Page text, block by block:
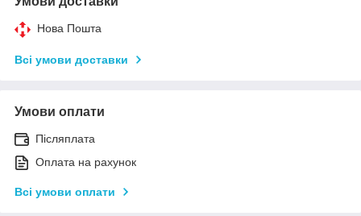
Нова Пошта
Всі умови доставки
Умови оплати
Післяплата
Оплата на рахунок
Всі умови оплати